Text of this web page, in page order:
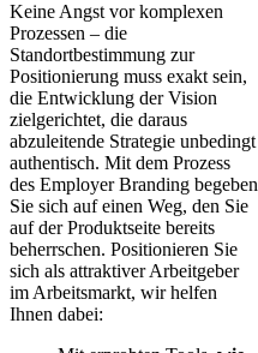
Keine Angst vor komplexen
Prozessen – die
Standortbestimmung zur
Positionierung muss exakt sein,
die Entwicklung der Vision
zielgerichtet, die daraus
abzuleitende Strategie unbedingt
authentisch. Mit dem Prozess
des Employer Branding begeben
Sie sich auf einen Weg, den Sie
auf der Produktseite bereits
beherrschen. Positionieren Sie
sich als attraktiver Arbeitgeber
im Arbeitsmarkt, wir helfen
Ihnen dabei: